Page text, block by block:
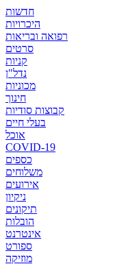
חדשות
היכרויות
רפואה ובריאות
סרטים
קניות
נדל"ן
מכוניות
חינוך
קבוצות סודיות
בעלי חיים
אוכל
COVID-19
כספים
משלוחים
אירועים
ניקיון
תיקונים
הובלות
אינטרנט
ספורט
מוזיקה